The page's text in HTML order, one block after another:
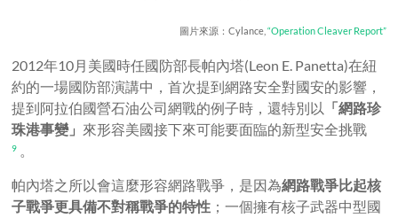
圖片來源：Cylance, “Operation Cleaver Report”
2012年10月美國時任國防部長帕內塔(Leon E. Panetta)在紐
約的一場國防部演講中，首次提到網路安全對國安的影響，
提到阿拉伯國營石油公司網戰的例子時，還特別以 「網路珍
珠港事變」 來形容美國接下來可能要面臨的新型安全挑戰
9 。
帕內塔之所以會這麼形容網路戰爭，是因為網路戰爭比起核
子戰爭更具備不對稱戰爭的特性 ；一個擁有核子武器中型國